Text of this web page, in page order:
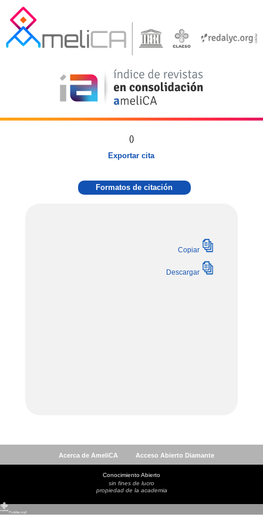
Acerca de AmeliCA Acceso Abierto Diamante
Conocimiento Abierto
sin fines de lucro
propiedad de la academia